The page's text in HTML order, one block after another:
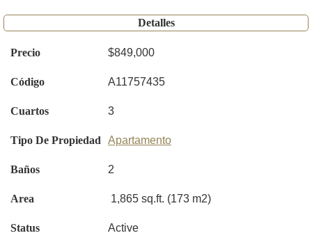
Detalles
Precio $849,000
Código A11757435
Cuartos 3
Tipo De Propiedad Apartamento
Baños 2
Area 1,865 sq.ft. (173 m2)
Status Active